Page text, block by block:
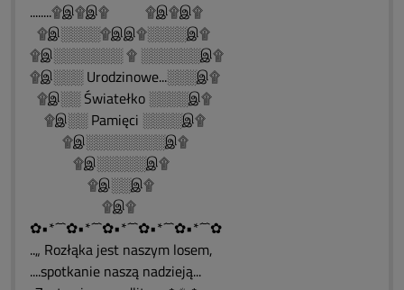
........۩இ۩இ۩ ۩இ۩இ۩
۩இ░░░░۩இஇ۩░░░░இ۩
۩இ░░░░░░░ ۩ ░░░░░░இ۩
۩இ░░░ Urodzinowe...░░░இ۩
۩இ░░ Światełko ░░░░இ۩
۩இ░░ Pamięci ░░░░இ۩
۩இ░░░░░░░░இ۩
۩இ░░░░░இ۩
۩இ░░இ۩
۩இ۩
✿•*´¯`✿•*´¯`✿•*´¯`✿•*´¯`✿•*´¯`✿
..„ Rozłąka jest naszym losem,
....spotkanie naszą nadzieją...